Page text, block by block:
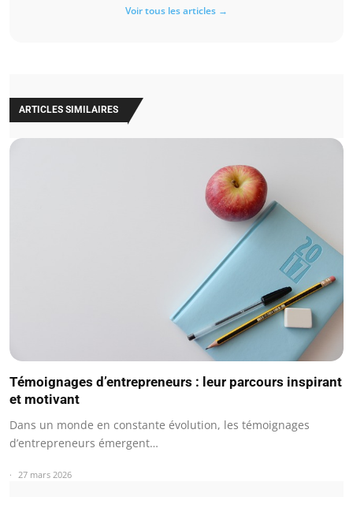
Voir tous les articles →
ARTICLES SIMILAIRES
Témoignages d’entrepreneurs : leur parcours inspirant
et motivant
Dans un monde en constante évolution, les témoignages
d’entrepreneurs émergent…
27 mars 2026